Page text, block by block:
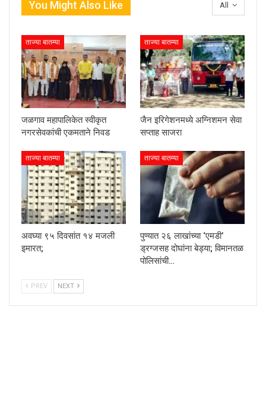
All
You Might Also Like
ताज्या बातम्या
जळगाव महापालिकेत स्वीकृत
नगरसेवकांची एकमताने निवड
ताज्या बातम्या
जैन इरिगेशनमध्ये अग्निशमन सेवा
सप्ताह साजरा
ताज्या बातम्या
अवघ्या ९५ दिवसांत १४ मजली
इमारत;
ताज्या बातम्या
पुण्यात २६ लाखांच्या ‘एमडी’
ड्रग्जसह दोघांना बेड्या; विमानतळ
पोलिसांची…
PREV NEXT